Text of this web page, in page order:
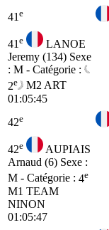
41 e
41 e
LANOE
Jeremy (134) Sexe
: M - Catégorie :
2e M2ART
01:05:45
42e
42e
AUPIAIS
Arnaud (6) Sexe :
M - Catégorie : 4e
M1 TEAM
NINON
01:05:47